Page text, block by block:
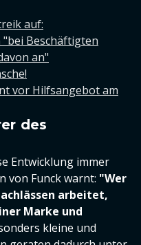
auf:
Beschäftigten
an"
vor Hilfsangebot am
des
Entwicklung immer
von Funck warnt: "Wer
arbeitet,
Marke und
kleine und